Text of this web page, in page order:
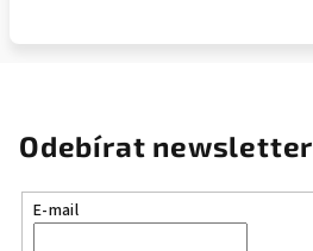
Odebírat newsletter
E-mail